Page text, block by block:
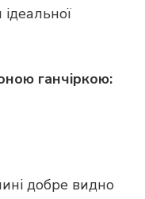
ганчіркою:
добре видно